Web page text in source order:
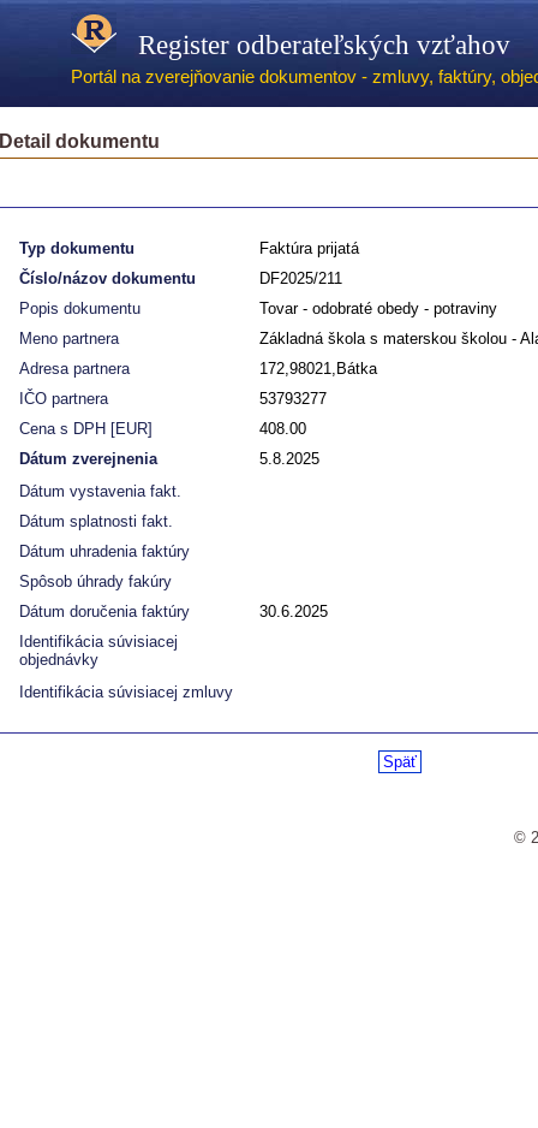
Register odberateľských vzťahov
Portál na zverejňovanie dokumentov - zmluvy, faktúry,
Detail dokumentu
Typ dokumentu
Faktúra prijatá
Číslo/názov dokumentu
DF2025/211
Popis dokumentu
Tovar - odobraté obedy - potraviny
Meno partnera
Základná škola s materskou školou -
Adresa partnera
172,98021,Bátka
IČO partnera
53793277
Cena s DPH [EUR]
408.00
Dátum zverejnenia
5.8.2025
Dátum vystavenia fakt.
Dátum splatnosti fakt.
Dátum uhradenia faktúry
Spôsob úhrady fakúry
Dátum doručenia faktúry
30.6.2025
Identifikácia súvisiacej
objednávky
Identifikácia súvisiacej zmluvy
Späť
©